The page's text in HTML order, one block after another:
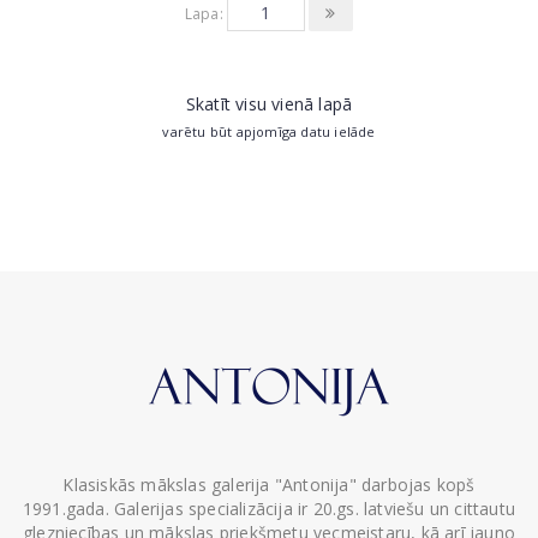
Lapa:
Skatīt visu vienā lapā
varētu būt apjomīga datu ielāde
Klasiskās mākslas galerija "Antonija" darbojas kopš
1991.gada. Galerijas specializācija ir 20.gs. latviešu un cittautu
glezniecības un mākslas priekšmetu vecmeistaru, kā arī jauno